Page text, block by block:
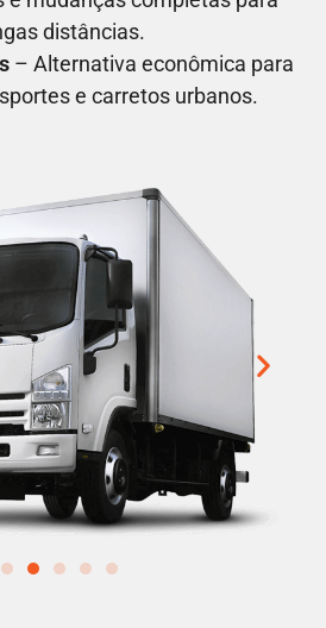
distâncias.
– Alternativa econômica para
e carretos urbanos.